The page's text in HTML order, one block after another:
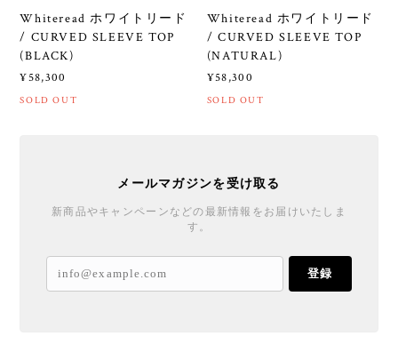
Whiteread ホワイトリード
/ CURVED SLEEVE TOP
(BLACK)
¥58,300
SOLD OUT
Whiteread ホワイトリード
/ CURVED SLEEVE TOP
(NATURAL)
¥58,300
SOLD OUT
メールマガジンを受け取る
新商品やキャンペーンなどの最新情報をお届けいたしま
す。
登録